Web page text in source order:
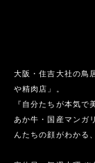
大阪・住吉大社の鳥
や精肉店」。
『自分たちが本気で
あか牛・国産マンガ
んたちの顔がわかる